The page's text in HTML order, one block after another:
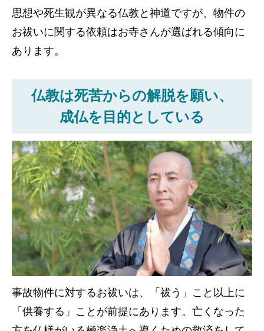
思想や死生観が異なる仏教と神道ですが、物件の
お祓いに関する依頼はお寺さんが選ばれる傾向に
あります。
仏教は死苦からの解脱を願い、
成仏を目的としている
事故物件に対するお祓いは、「祓う」こと以上に
「供養する」ことが前提にあります。亡くなった